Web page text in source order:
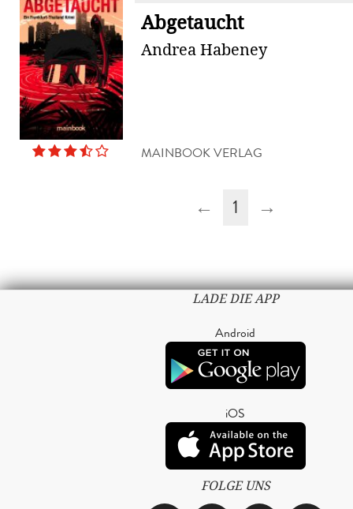
Abgetaucht
Andrea Habeney
MAINBOOK VERLAG
← 1 →
LADE DIE APP
Android
iOS
FOLGE UNS